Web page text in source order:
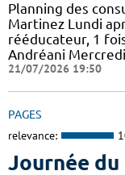
Planning des
Martinez Lundi
rééducateur, 1
Andréani
21/07/2026 19:50
PAGES
relevance:
Journée du